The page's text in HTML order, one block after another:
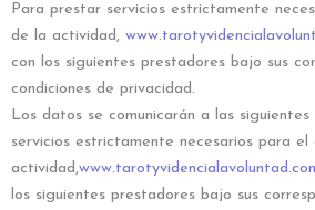
Para prestar servicios estrictamente
de la actividad,
con los siguientes prestadores bajo sus
condiciones de privacidad.
Los datos se comunicarán a las
servicios estrictamente necesarios para el
actividad,
los siguientes prestadores bajo sus